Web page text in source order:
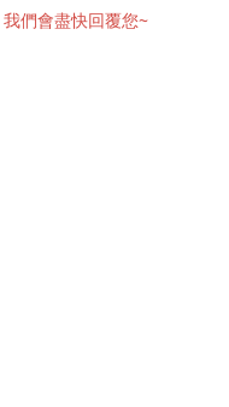
們會盡快回覆您~